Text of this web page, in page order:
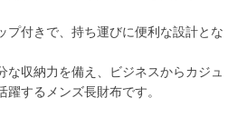
プ付きで、持ち運びに便利な設計とな
な収納力を備え、ビジネスからカジュ
するメンズ長財布です。